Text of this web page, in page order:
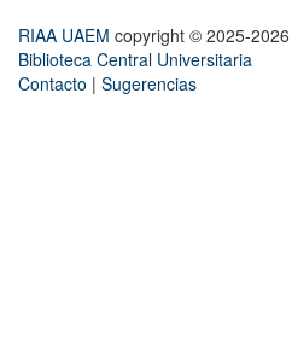
RIAA UAEM copyright © 2025-2026
Biblioteca Central Universitaria
Contacto | Sugerencias